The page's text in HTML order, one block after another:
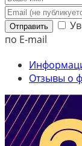
Отправить
по E-mail
Отзывы о